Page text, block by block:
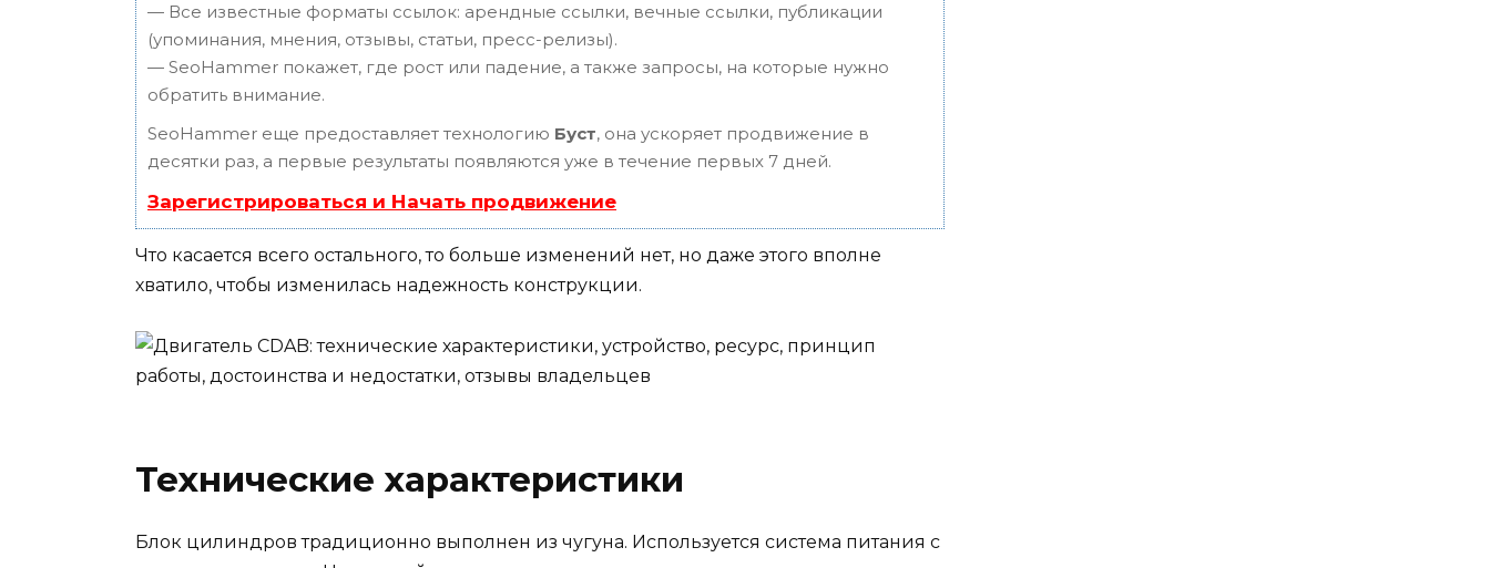
— Все известные форматы ссылок: арендные ссылки, вечные ссылки, публикации
(упоминания, мнения, отзывы, статьи, пресс-релизы).
— SeoHammer покажет, где рост или падение, а также запросы, на которые нужно
обратить внимание.
SeoHammer еще предоставляет технологию Буст, она ускоряет продвижение в
десятки раз, а первые результаты появляются уже в течение первых 7 дней.
Зарегистрироваться и Начать продвижение
Что касается всего остального, то больше изменений нет, но даже этого вполне
хватило, чтобы изменилась надежность конструкции.
Технические характеристики
Блок цилиндров традиционно выполнен из чугуна. Используется система питания с